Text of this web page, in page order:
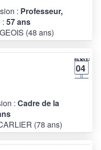
: Professeur,
: 57 ans
(48 ans)
04
: Cadre de la
(78 ans)